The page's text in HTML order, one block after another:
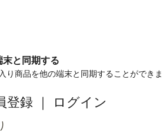
と同期する
り商品を他の端末と同期することができま
登録 ｜ ログイン